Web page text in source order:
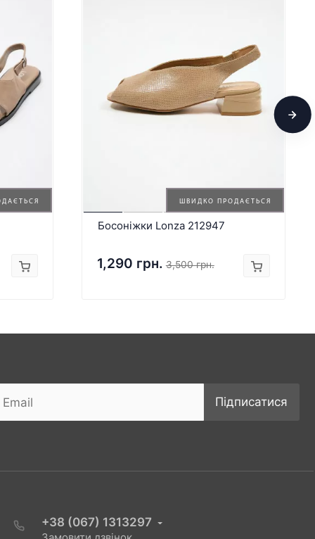
ШВИДКО ПРОДАЄТЬСЯ
Босоніжки Lonza 212947
1,290 грн. 3,500 грн.
Підписатися
+38 (067) 1313297